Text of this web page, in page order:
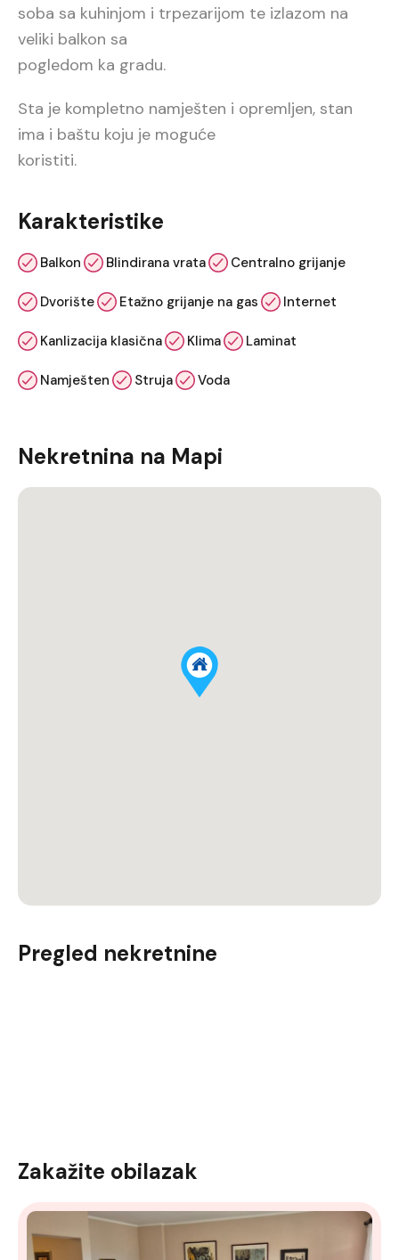
soba sa kuhinjom i trpezarijom te izlazom na
veliki balkon sa
pogledom ka gradu.
Sta je kompletno namješten i opremljen, stan
ima i baštu koju je moguće
koristiti.
Karakteristike
Balkon Blindirana vrata Centralno grijanje
Dvorište Etažno grijanje na gas Internet
Kanlizacija klasična Klima Laminat
Namješten Struja Voda
Nekretnina na Mapi
Pregled nekretnine
Zakažite obilazak